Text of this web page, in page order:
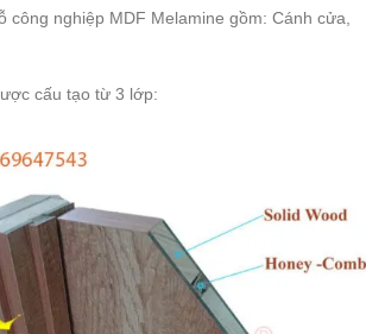
công nghiệp MDF Melamine gồm: Cánh cửa,
cấu tạo từ 3 lớp: